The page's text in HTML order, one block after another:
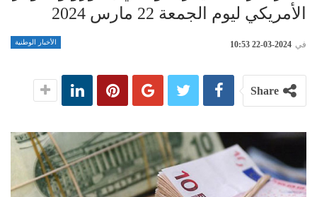
الأمريكي ليوم الجمعة 22 مارس 2024
الأخبار الوطنية في 2024-03-22 10:53
Share